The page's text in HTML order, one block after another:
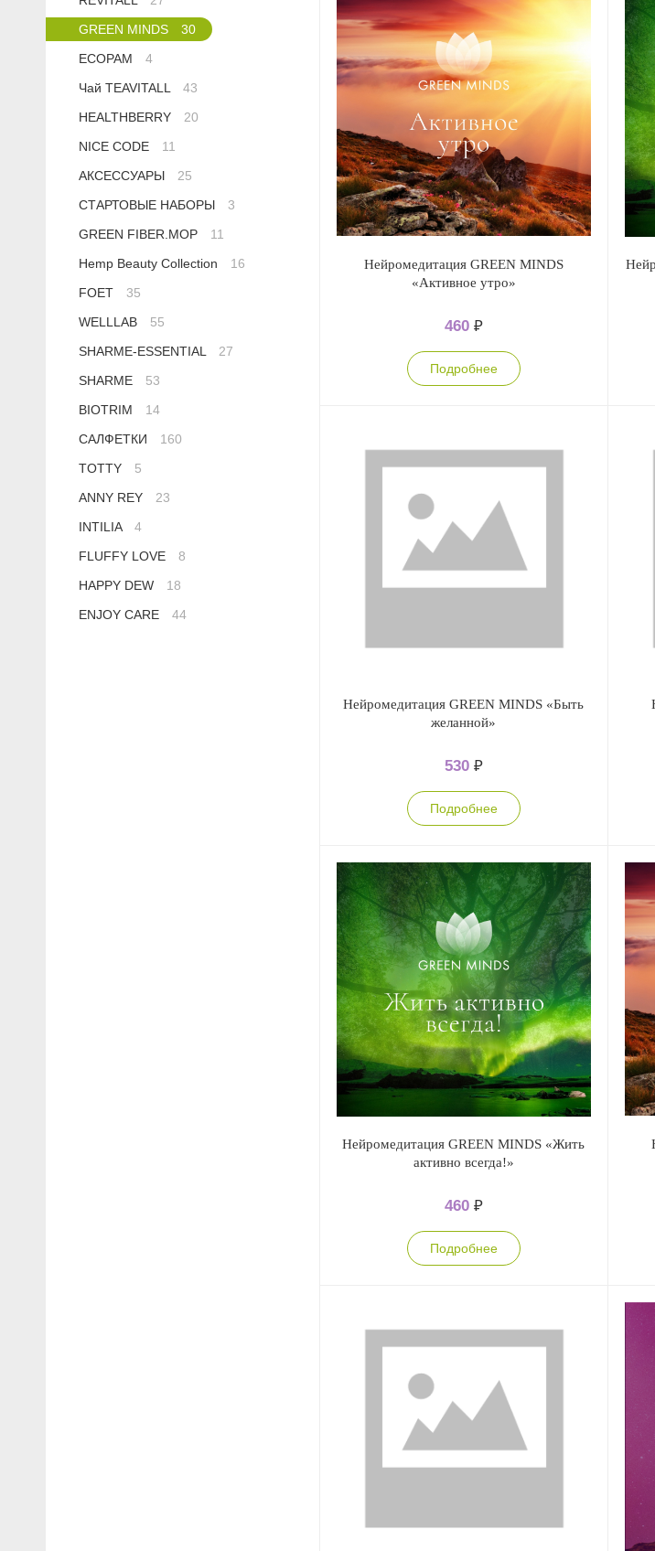
Сыворотки
Детская косметика
Спрей для носа / полости рта
Чай в пакетиках
Green Fiber
Healthberry
Anny Rey
Happy Dew
Green Minds
Нейромедитация GREEN MINDS
«Активное утро»
460 ₽
Подробнее
Нейромедитация GREEN MINDS «Быть
желанной»
530 ₽
Подробнее
Нейромедитация GREEN MINDS «Жить
активно всегда!»
460 ₽
Подробнее
GREEN MINDS
30
ECOPAM
4
Чай TEAVITALL
43
HEALTHBERRY
20
NICE CODE
11
АКСЕССУАРЫ
25
СТАРТОВЫЕ НАБОРЫ
3
GREEN FIBER.MOP
11
Hemp Beauty Collection
16
FOET
35
WELLLAB
55
SHARME-ESSENTIAL
27
SHARME
53
BIOTRIM
14
САЛФЕТКИ
160
TOTTY
5
ANNY REY
23
INTILIA
4
FLUFFY LOVE
8
HAPPY DEW
18
ENJOY CARE
44